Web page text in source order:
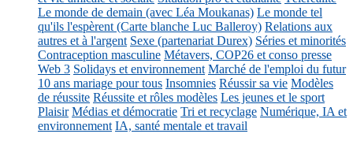
Le monde de demain (avec Léa Moukanas) Le monde tel
qu'ils l'espèrent (Carte blanche Luc Balleroy) Relations aux
autres et à l'argent Sexe (partenariat Durex) Séries et minorités
Contraception masculine Métavers, COP26 et conso presse
Web 3 Solidays et environnement Marché de l'emploi du futur
10 ans mariage pour tous Insomnies Réussir sa vie Modèles
de réussite Réussite et rôles modèles Les jeunes et le sport
Plaisir Médias et démocratie Tri et recyclage Numérique, IA et
environnement IA, santé mentale et travail